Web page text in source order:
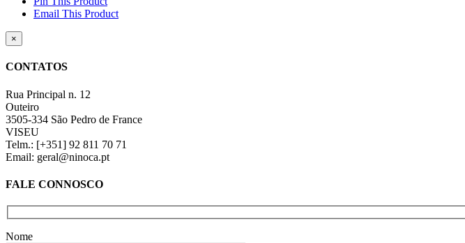
Email This Product
Close
product
view
×
CONTATOS
Rua Principal n. 12
Outeiro
3505-334 São Pedro de France
VISEU
Telm.: [+351] 92 811 70 71
Email: geral@ninoca.pt
FALE CONNOSCO
Nome